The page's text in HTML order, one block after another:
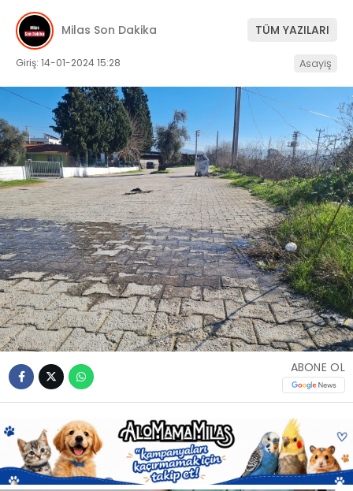
WhatsApp
İhbar Hattı
Facebook
Instagram
Youtube
VEFAT
GENEL
KÜNYE
Milas Son Dakika TÜM YAZILARI
Giriş: 14-01-2024 15:28 Asayiş
ABONE OL